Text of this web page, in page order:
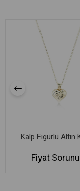
Kalp Figürlü Altın
Fiyat